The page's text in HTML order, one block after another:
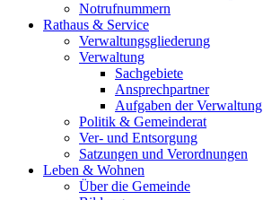
Notrufnummern
Rathaus & Service
Verwaltungsgliederung
Verwaltung
Sachgebiete
Ansprechpartner
Aufgaben der Verwaltung
Politik & Gemeinderat
Ver- und Entsorgung
Satzungen und Verordnungen
Leben & Wohnen
Über die Gemeinde